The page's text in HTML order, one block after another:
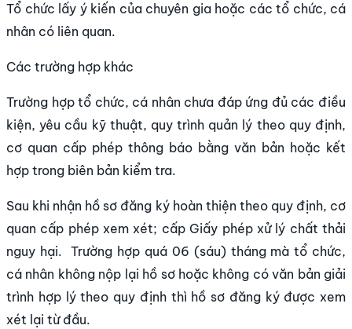
Tổ chức lấy ý kiến của chuyên gia hoặc các tổ chức, cá
nhân có liên quan.
Các trường hợp khác
Trường hợp tổ chức, cá nhân chưa đáp ứng đủ các điều
kiện, yêu cầu kỹ thuật, quy trình quản lý theo quy định,
cơ quan cấp phép thông báo bằng văn bản hoặc kết
hợp trong biên bản kiểm tra.
Sau khi nhận hồ sơ đăng ký hoàn thiện theo quy định, cơ
quan cấp phép xem xét; cấp Giấy phép xử lý chất thải
nguy hại. Trường hợp quá 06 (sáu) tháng mà tổ chức,
cá nhân không nộp lại hồ sơ hoặc không có văn bản giải
trình hợp lý theo quy định thì hồ sơ đăng ký được xem
xét lại từ đầu.